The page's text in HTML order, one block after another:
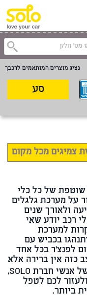
נציג מוצרים המותאמים לרכבך
סע
צמיגים מכל מקום
של כל כלי
על מערכת גלגלים
ולאורך שנים
רכב יודע שאי
למערכת
בכביש עם
לפנצ׳ר בכל אחד
כזה אין ברירה אלא
של אנשי חברת SOLO
,
לכם לטפל
ביותר.